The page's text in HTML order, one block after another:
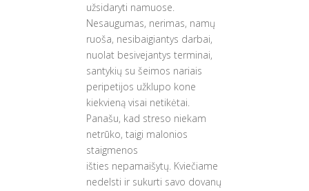
užsidaryti namuose.
Nesaugumas, nerimas, namų
ruoša, nesibaigiantys darbai,
nuolat besivejantys terminai,
santykių su šeimos nariais
peripetijos užklupo kone
kiekvieną visai netikėtai.
Panašu, kad streso niekam
netrūko, taigi malonios
staigmenos
išties nepamaišytų. Kviečiame
nedelsti ir sukurti savo dovanų